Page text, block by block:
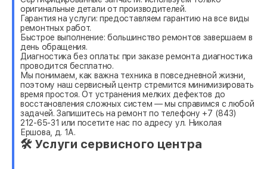
оригинальные детали от производителей.
Гарантия на услуги: предоставляем гарантию на все виды
ремонтных работ.
Быстрое выполнение: большинство ремонтов завершаем в
день обращения.
Диагностика без оплаты: при заказе ремонта диагностика
проводится бесплатно.
Мы понимаем, как важна техника в повседневной жизни,
поэтому наш сервисный центр стремится минимизировать
время простоя. От устранения мелких дефектов до
восстановления сложных систем — мы справимся с любой
задачей. Запишитесь на ремонт по телефону +7 (843)
212-65-31 или посетите нас по адресу ул. Николая
Ершова, д. 1А.
🛠 Услуги сервисного центра